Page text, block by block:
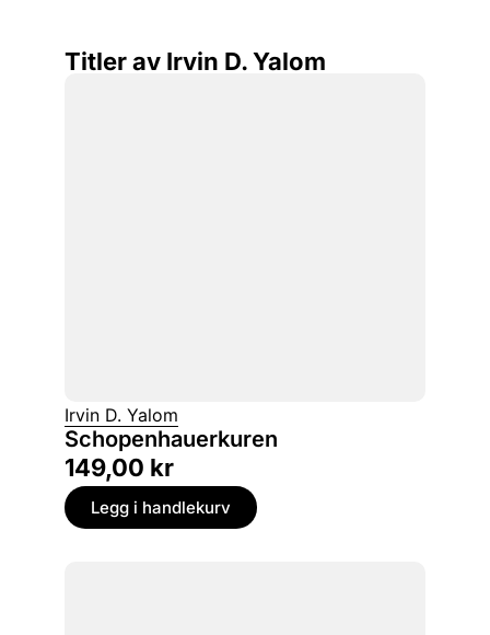
Titler av Irvin D. Yalom
Irvin D. Yalom
Schopenhauerkuren
149,00 kr
Legg i handlekurv